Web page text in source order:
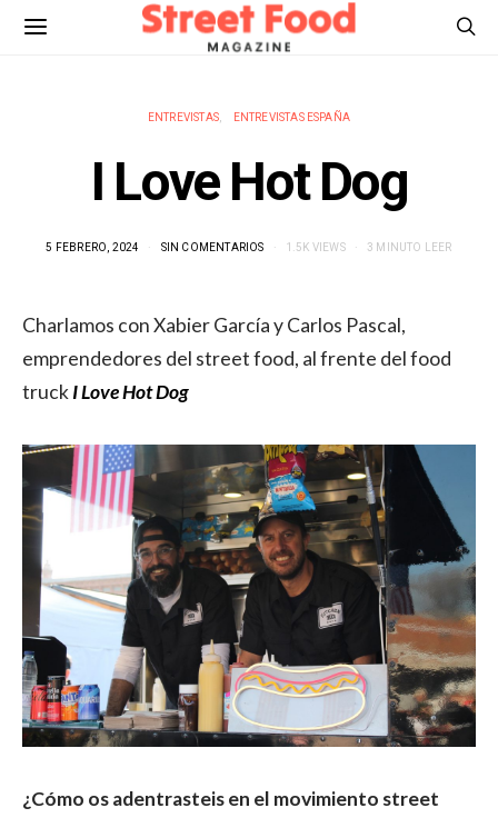
ENTREVISTAS ENTREVISTAS ESPAÑA
I Love Hot Dog
5 FEBRERO, 2024 SIN COMENTARIOS 1.5K VIEWS 3 MINUTO LEER
Charlamos con Xabier García y Carlos Pascal,
emprendedores del street food, al frente del food
truckI Love Hot Dog
¿Cómo os adentrasteis en el movimiento street